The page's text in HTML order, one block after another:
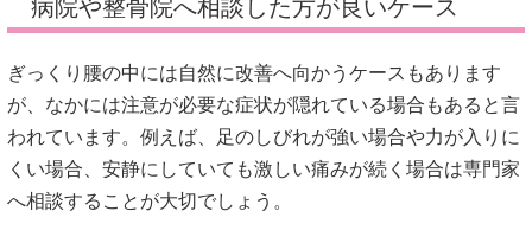
病院や整骨院へ相談した方が良いケース
ぎっくり腰の中には自然に改善へ向かうケースもあります
が、なかには注意が必要な症状が隠れている場合もあると言
われています。例えば、足のしびれが強い場合や力が入りに
くい場合、安静にしていても激しい痛みが続く場合は専門家
へ相談することが大切でしょう。